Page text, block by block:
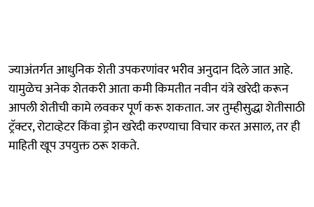
ज्याअंतर्गत आधुनिक शेती उपकरणांवर भरीव अनुदान दिले जात आहे.
यामुळेच अनेक शेतकरी आता कमी किमतीत नवीन यंत्रे खरेदी करून
आपली शेतीची कामे लवकर पूर्ण करू शकतात. जर तुम्हीसुद्धा शेतीसाठी
ट्रॅक्टर, रोटाव्हेटर किंवा ड्रोन खरेदी करण्याचा विचार करत असाल, तर ही
माहिती खूप उपयुक्त ठरू शकते.